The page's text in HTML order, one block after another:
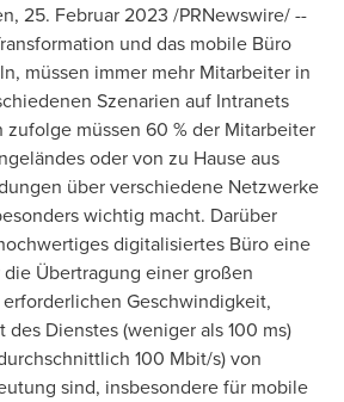
, 25. Februar 2023 /PRNewswire/ --
und das mobile Büro
müssen immer mehr Mitarbeiter in
Szenarien auf Intranets
müssen 60 % der Mitarbeiter
oder von zu Hause aus
über verschiedene Netzwerke
wichtig macht. Darüber
digitalisiertes Büro eine
Übertragung einer großen
Geschwindigkeit,
des Dienstes (weniger als 100 ms)
100 Mbit/s) von
sind, insbesondere für mobile